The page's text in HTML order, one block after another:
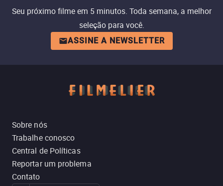
Seu próximo filme em 5 minutos. Toda semana, a melhor
seleção para você.
ASSINE A NEWSLETTER
Sobre nós
Trabalhe conosco
Central de Políticas
Reportar um problema
Contato